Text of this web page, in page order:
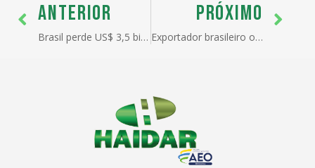
ANTERIOR
Brasil perde US$ 3,5 bilhões por ano com corrupção no governo
PRÓXIMO
Exportador brasileiro ocupa 23º lugar em ranking de corrupção